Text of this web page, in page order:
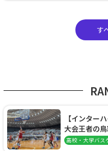
す
【インター
大会王者の
阜女子に完
高校・大学バス